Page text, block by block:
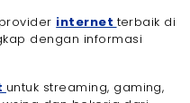
internet terbaik di
dengan informasi
untuk streaming, gaming,